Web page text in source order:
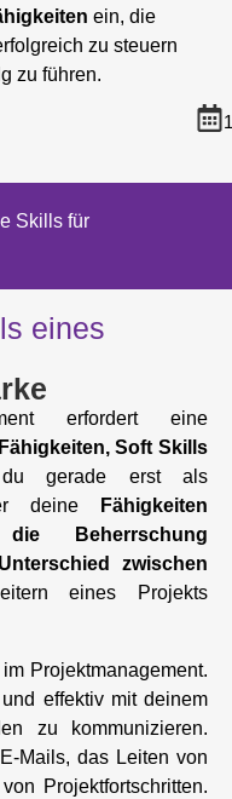
ein, die
zu steuern
zu führen.
Skills für
eines
erfordert eine
Soft Skills
gerade erst als
deine
Fähigkeiten
die Beherrschung
zwischen
eines Projekts
Projektmanagement.
effektiv mit deinem
zu kommunizieren.
Mails, das Leiten von
Projektfortschritten.